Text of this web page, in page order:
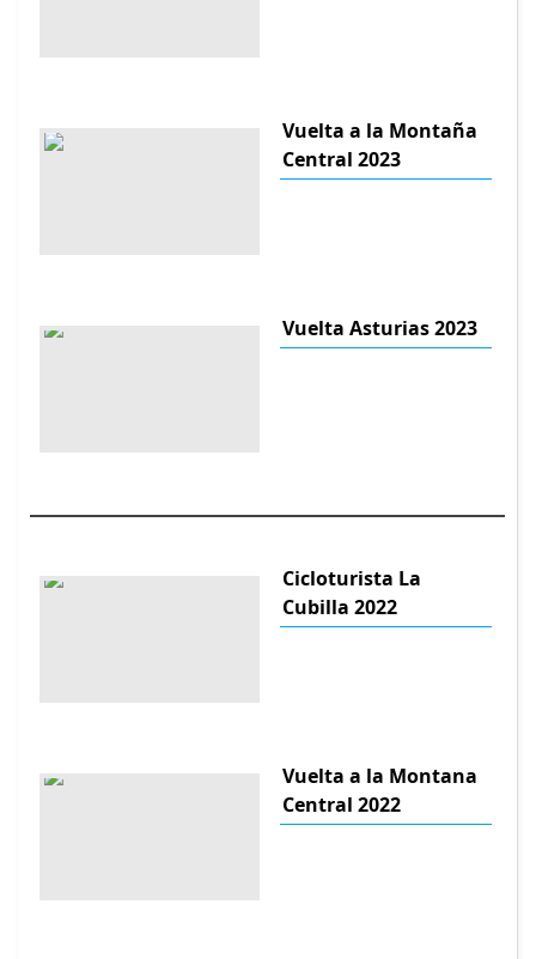
Vuelta a la Montaña
Central 2023
Vuelta Asturias 2023
Cicloturista La
Cubilla 2022
Vuelta a la Montana
Central 2022